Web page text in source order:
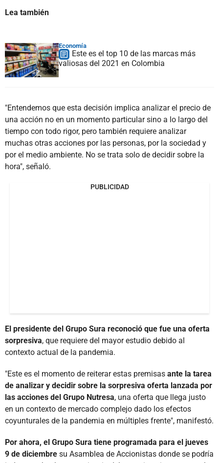
Lea también
Economía
Este es el top 10 de las marcas más
valiosas del 2021 en Colombia
"Entendemos que esta decisión implica analizar el precio de
una acción no en un momento particular sino a lo largo del
tiempo con todo rigor, pero también requiere analizar
muchas otras acciones por las personas, por la sociedad y
por el medio ambiente. No se trata solo de decidir sobre la
hora", señaló.
PUBLICIDAD
El presidente del Grupo Sura reconoció que fue una oferta
sorpresiva, que requiere del mayor estudio debido al
contexto actual de la pandemia.
"Este es el momento de reiterar estas premisas ante la tarea
de analizar y decidir sobre la sorpresiva oferta lanzada por
las acciones del Grupo Nutresa, una oferta que llega justo
en un contexto de mercado complejo dado los efectos
coyunturales de la pandemia en múltiples frente", manifestó.
Por ahora, el Grupo Sura tiene programada para el jueves
9 de diciembre su Asamblea de Accionistas donde se podría